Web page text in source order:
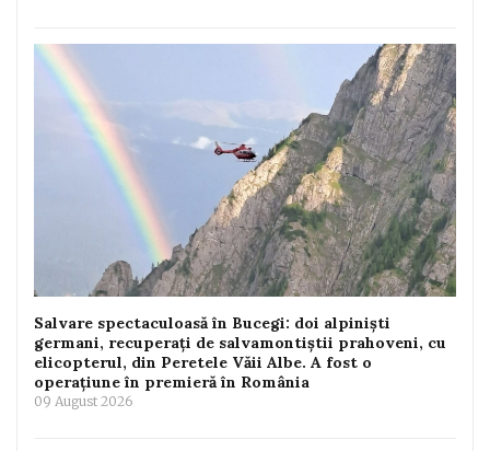
Salvare spectaculoasă în Bucegi: doi alpiniști
germani, recuperați de salvamontiștii prahoveni, cu
elicopterul, din Peretele Văii Albe. A fost o
operațiune în premieră în România
09 August 2026